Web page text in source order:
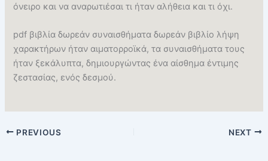
όνειρο και να αναρωτιέσαι τι ήταν αλήθεια και τι όχι.
pdf βιβλία δωρεάν συναισθήματα δωρεάν βιβλίο λήψη
χαρακτήρων ήταν αιματορροϊκά, τα συναισθήματα τους
ήταν ξεκάλυπτα, δημιουργώντας ένα αίσθημα έντιμης
ζεστασίας, ενός δεσμού.
PREVIOUS NEXT